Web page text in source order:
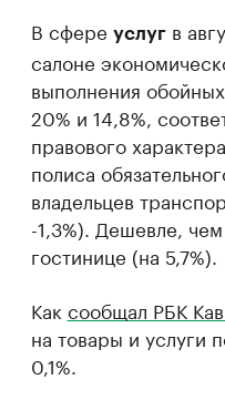
В сфере услугв
салоне
выполнения
20% и 14,8%,
правового
полиса
владельцев
-1,3%). Дешевле,
гостинице (на 5,7%).
Как сообщал РБК
на товары и услуги
0,1%.